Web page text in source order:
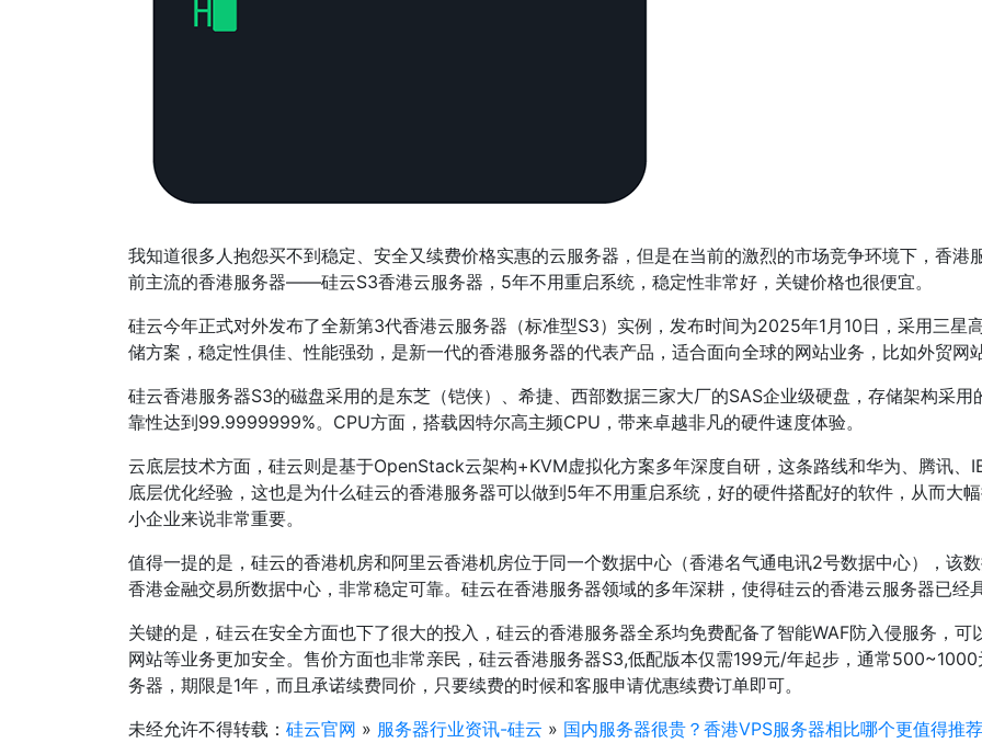
我知道很多人抱怨买不到稳定、安全又续费价格实惠的云服务器，但是在当前的激烈的市场竞争环境下，香
前主流的香港服务器——硅云S3香港云服务器，5年不用重启系统，稳定性非常好，关键价格也很便宜。
硅云今年正式对外发布了全新第3代香港云服务器（标准型S3）实例，发布时间为2025年1月10日，采用三
储方案，稳定性俱佳、性能强劲，是新一代的香港服务器的代表产品，适合面向全球的网站业务，比如外贸网
硅云香港服务器S3的磁盘采用的是东芝（铠侠）、希捷、西部数据三家大厂的SAS企业级硬盘，存储架构采
靠性达到99.9999999%。CPU方面，搭载因特尔高主频CPU，带来卓越非凡的硬件速度体验。
云底层技术方面，硅云则是基于OpenStack云架构+KVM虚拟化方案多年深度自研，这条路线和华为、腾讯、
底层优化经验，这也是为什么硅云的香港服务器可以做到5年不用重启系统，好的硬件搭配好的软件，从而大
小企业来说非常重要。
值得一提的是，硅云的香港机房和阿里云香港机房位于同一个数据中心（香港名气通电讯2号数据中心），该
香港金融交易所数据中心，非常稳定可靠。硅云在香港服务器领域的多年深耕，使得硅云的香港云服务器已经
关键的是，硅云在安全方面也下了很大的投入，硅云的香港服务器全系均免费配备了智能WAF防入侵服务，
网站等业务更加安全。售价方面也非常亲民，硅云香港服务器S3,低配版本仅需199元/年起步，通常
务器，期限是1年，而且承诺续费同价，只要续费的时候和客服申请优惠续费订单即可。
未经允许不得转载： 硅云官网 » 服务器行业资讯-硅云 » 国内服务器很贵？香港VPS服务器相比哪个更值得推